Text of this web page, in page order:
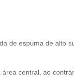
de espuma de alto
central, ao